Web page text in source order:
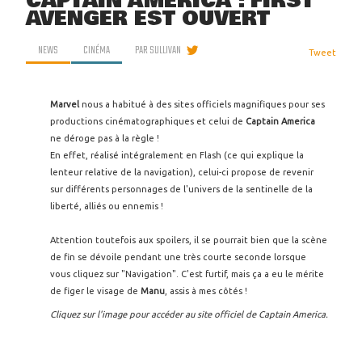
AVENGER EST OUVERT
NEWS CINÉMA PARSULLIVAN Tweet
Marvel nous a habitué à des sites officiels magnifiques pour ses
productions cinématographiques et celui de Captain America
ne déroge pas à la règle !
En effet, réalisé intégralement en Flash (ce qui explique la
lenteur relative de la navigation), celui-ci propose de revenir
sur différents personnages de l'univers de la sentinelle de la
liberté, alliés ou ennemis !
Attention toutefois aux spoilers, il se pourrait bien que la scène
de fin se dévoile pendant une très courte seconde lorsque
vous cliquez sur "Navigation". C'est furtif, mais ça a eu le mérite
de figer le visage de Manu , assis à mes côtés !
Cliquez sur l'image pour accéder au site officiel de Captain America.